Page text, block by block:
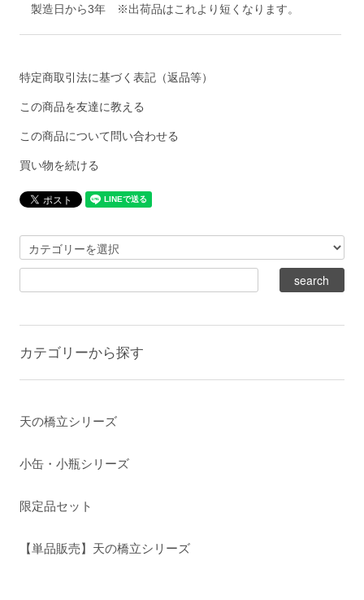
製造日から3年 ※出荷品はこれより短くなります。
特定商取引法に基づく表記（返品等）
この商品を友達に教える
この商品について問い合わせる
買い物を続ける
カテゴリーから探す
天の橋立シリーズ
小缶・小瓶シリーズ
限定品セット
【単品販売】天の橋立シリーズ